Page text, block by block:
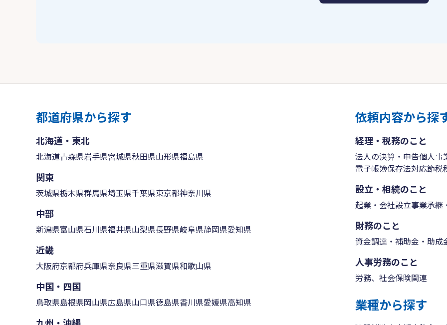
都道府県から探す
北海道・東北
北海道青森県岩手県宮城県秋田県山形県福島県
関東
茨城県栃木県群馬県埼玉県千葉県東京都神奈川県
中部
新潟県富山県石川県福井県山梨県長野県岐阜県静岡県愛知県
近畿
大阪府京都府兵庫県奈良県三重県滋賀県和歌山県
中国・四国
鳥取県島根県岡山県広島県山口県徳島県香川県愛媛県高知県
依頼内容から探
経理・税務のこと
法人の決算・申告個人事
電子帳簿保存法対応節税
設立・相続のこと
起業・会社設立事業承継
財務のこと
資金調達・補助金・助成
人事労務のこと
労務、社会保険関連
業種から探す